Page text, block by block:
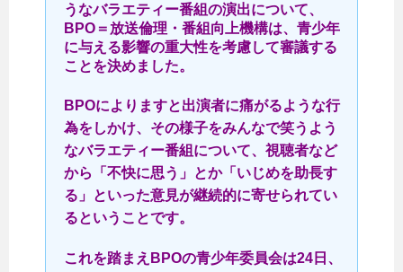
うなバラエティー番組の演出について、
BPO＝放送倫理・番組向上機構は、青少年
に与える影響の重大性を考慮して審議する
ことを決めました。
BPOによりますと出演者に痛がるような行
為をしかけ、その様子をみんなで笑うよう
なバラエティー番組について、視聴者など
から「不快に思う」とか「いじめを助長す
る」といった意見が継続的に寄せられてい
るということです。
これを踏まえBPOの青少年委員会は24日、